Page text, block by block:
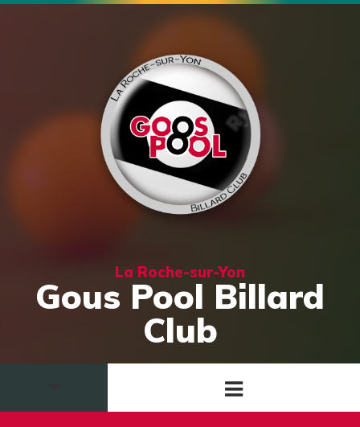
La Roche-sur-Yon
Gous Pool Billard
Club